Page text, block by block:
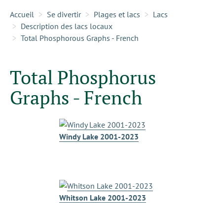
Accueil Se divertir Plages et lacs
Lacs
Description des lacs locaux
Total Phosphorous Graphs - French
Total Phosphorus
Graphs - French
Windy Lake 2001-2023
Whitson Lake 2001-2023